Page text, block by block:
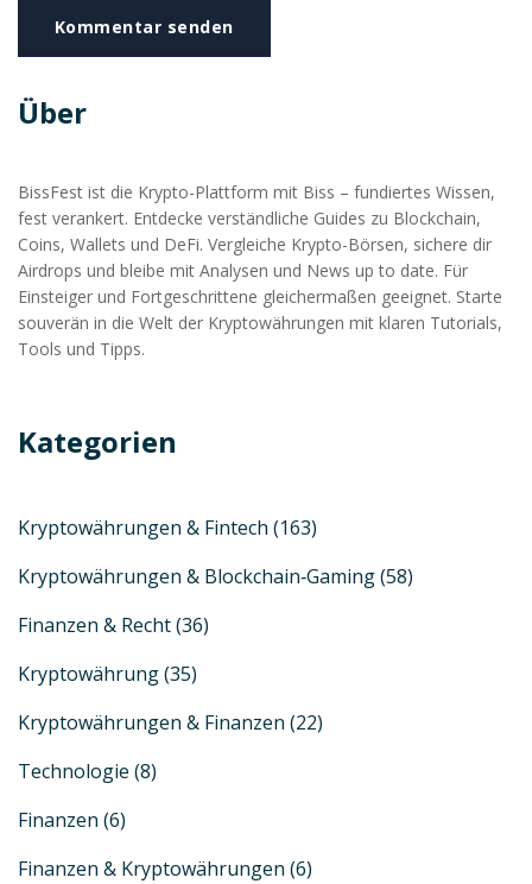
Kommentar senden
Über
BissFest ist die Krypto-Plattform mit Biss – fundiertes Wissen,
fest verankert. Entdecke verständliche Guides zu Blockchain,
Coins, Wallets und DeFi. Vergleiche Krypto-Börsen, sichere dir
Airdrops und bleibe mit Analysen und News up to date. Für
Einsteiger und Fortgeschrittene gleichermaßen geeignet. Starte
souverän in die Welt der Kryptowährungen mit klaren Tutorials,
Tools und Tipps.
Kategorien
Kryptowährungen & Fintech (163)
Kryptowährungen & Blockchain‑Gaming(58)
Finanzen & Recht(36)
Kryptowährung(35)
Kryptowährungen & Finanzen (22)
Technologie (8)
Finanzen (6)
Finanzen & Kryptowährungen (6)